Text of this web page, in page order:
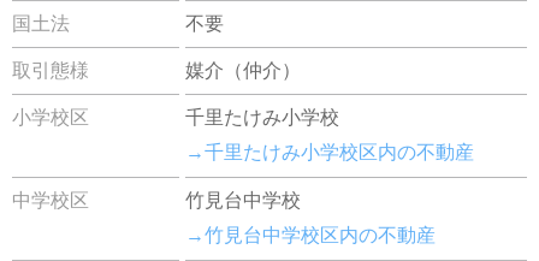
国土法 不要
取引態様 媒介（仲介）
小学校区
千里たけみ小学校
→千里たけみ小学校区内の不動産
中学校区
竹見台中学校
→竹見台中学校区内の不動産